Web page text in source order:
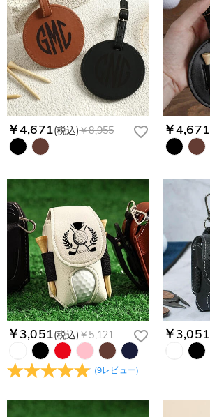
￥4,671(税込)￥8,955 ￥4,671
￥3,051(税込)￥5,121
(9レビュー)
￥3,051